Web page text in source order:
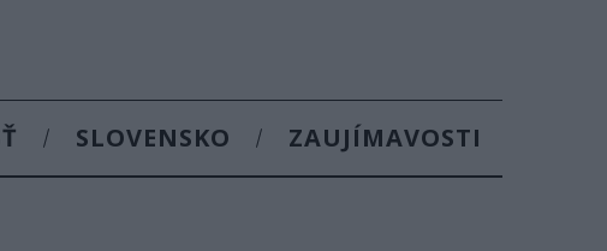
SLOVENSKO ZAUJÍMAVOSTI